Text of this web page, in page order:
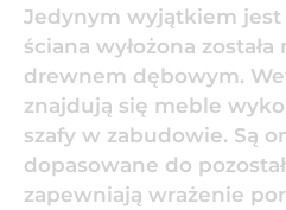
Jedynym wyjątkiem
ściana wyłożona
drewnem dębowym.
znajdują się meble
szafy w zabudowie. Są
dopasowane do
zapewniają wrażenie